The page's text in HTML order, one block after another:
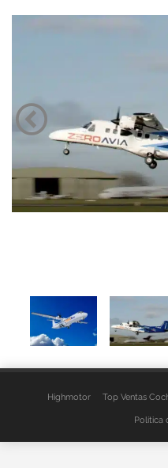
Highmotor Top Ventas
Política